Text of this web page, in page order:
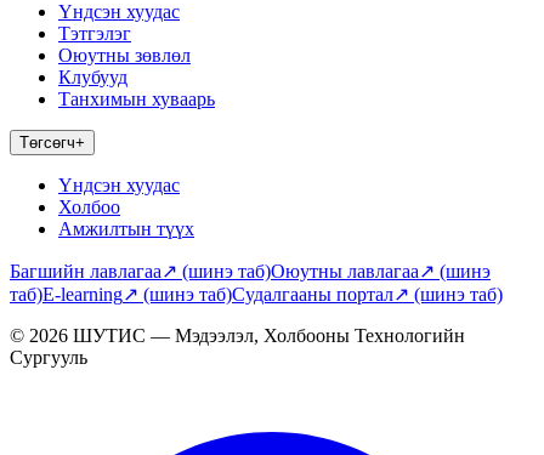
Үндсэн хуудас
Тэтгэлэг
Оюутны зөвлөл
Клубууд
Танхимын хуваарь
Төгсөгч+
Үндсэн хуудас
Холбоо
Амжилтын түүх
Багшийн лавлагаа↗ (шинэ таб)Оюутны лавлагаа↗ (шинэ
таб)E-learning↗ (шинэ таб)Судалгааны портал↗ (шинэ таб)
© 2026 ШУТИС — Мэдээлэл, Холбооны Технологийн
Сургууль